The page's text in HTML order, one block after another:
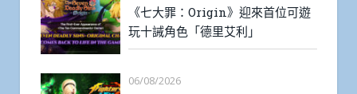
《七大罪：Origin》迎來首位可遊
玩十誡角色「德里艾利」
06/08/2026